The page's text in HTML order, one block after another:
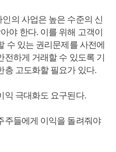
의 사업은 높은 수준의 신
야 한다. 이를 위해 고객이
수 있는 권리문제를 사전에
하게 거래할 수 있도록 기
층 고도화할 필요가 있다.
익 극대화도 요구된다.
주들에게 이익을 돌려줘야